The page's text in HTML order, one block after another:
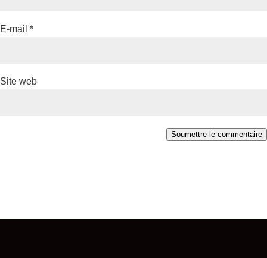
E-mail *
Site web
Soumettre le commentaire